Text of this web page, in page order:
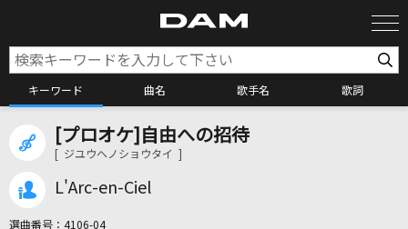
キーワード 曲名 歌手名 歌詞
カラオケ検索
[プロオケ]自由への招待
[ ジユウヘノショウタイ ]
L'Arc-en-Ciel
選曲番号： 4106-04